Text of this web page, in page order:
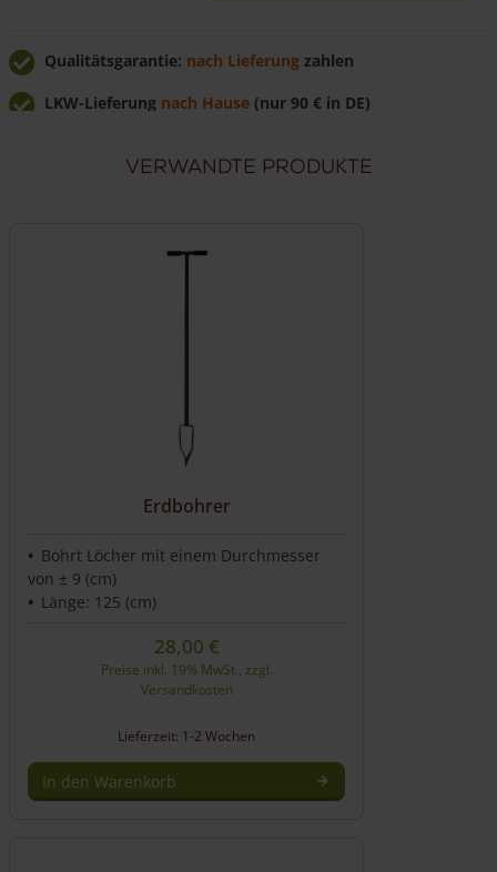
cm
Menge
Qualitätsgarantie: nach Lieferung zahlen
LKW-Lieferung nach Hause (nur 90 € in DE)
Verwandte Produkte
Erdbohrer
Bohrt Löcher mit einem Durchmesser
von ± 9 (cm)
Länge: 125 (cm)
28,00 €
Preise inkl. 19% MwSt., zzgl.
Versandkosten
Lieferzeit: 1-2 Wochen
In den Warenkorb